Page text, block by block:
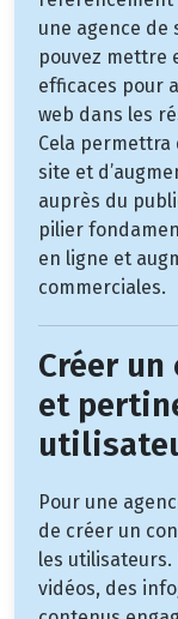
une agence de
pouvez mettre
efficaces pour
web dans les
Cela
site et
auprès du
pilier
en ligne et
commerciales.
Créer
et
Pour une
de créer un
les
vidéos, des